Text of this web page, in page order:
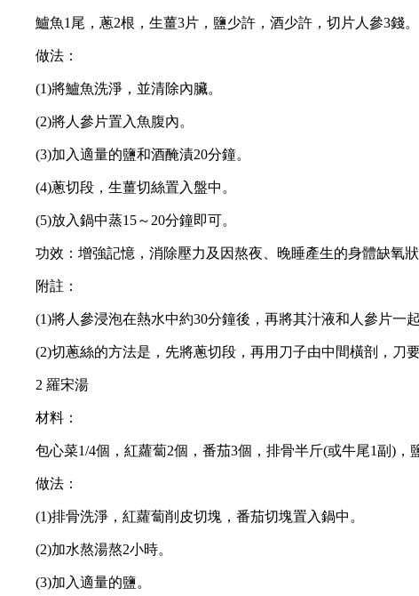
鱸魚1尾，蔥2根，生薑3片，鹽少許，酒少許，切片人參3錢。
做法：
(1)將鱸魚洗淨，並清除內臟。
(2)將人參片置入魚腹內。
(3)加入適量的鹽和酒醃漬20分鐘。
(4)蔥切段，生薑切絲置入盤中。
(5)放入鍋中蒸15～20分鐘即可。
功效：增強記憶，消除壓力及因熬夜、晚睡產生的身體缺氧狀
附註：
(1)將人參浸泡在熱水中約30分鐘後，再將其汁液和人參片一起
(2)切蔥絲的方法是，先將蔥切段，再用刀子由中間橫剖，刀要
2 羅宋湯
材料：
包心菜1/4個，紅蘿蔔2個，番茄3個，排骨半斤(或牛尾1副)，鹽
做法：
(1)排骨洗淨，紅蘿蔔削皮切塊，番茄切塊置入鍋中。
(2)加水熬湯熬2小時。
(3)加入適量的鹽。